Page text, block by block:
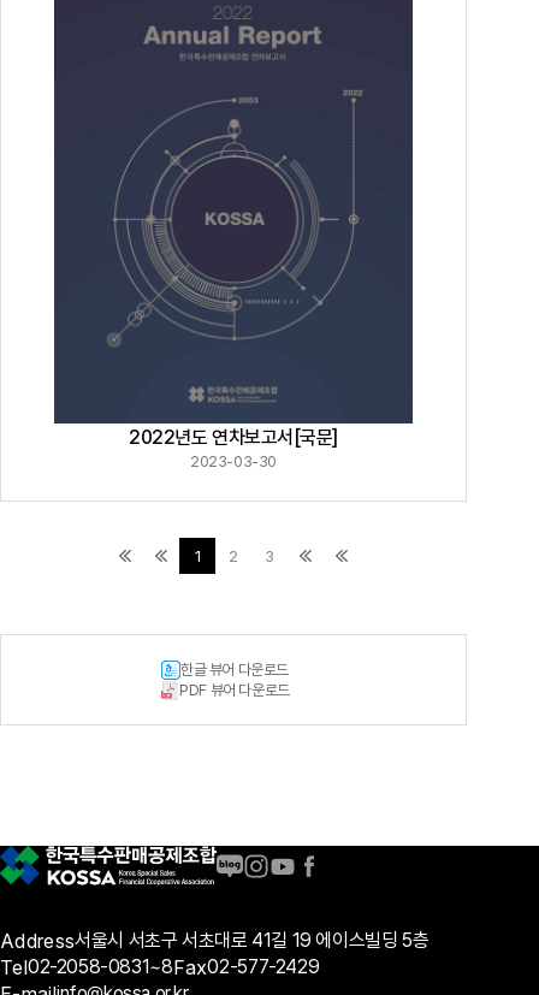
2022년도 연차보고서[국문]
2023-03-30
1 2 3
한글 뷰어 다운로드
PDF 뷰어 다운로드
Address서울시 서초구 서초대로 41길 19 에이스빌딩 5층
Tel02-2058-0831~8Fax02-577-2429